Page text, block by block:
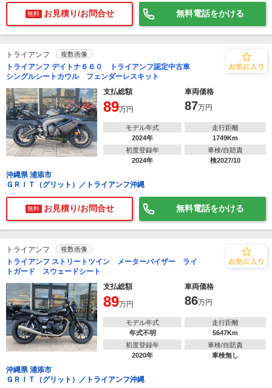
無料 お見積り/お問合せ 無料電話をかける
トライアンフ 複数画像
トライアンフ デイトナ６６０ トライアンフ認定中古車
シングルシートカウル フェンダーレスキット
支払総額
車両価格
89万円 87万円
モデル年式
2024年
走行距離
1749Km
初度登録年
2024年
車検/自賠責
検2027/10
沖縄県 浦添市
ＧＲＩＴ（グリット）／トライアンフ沖縄
無料 お見積り/お問合せ 無料電話をかける
トライアンフ 複数画像
トライアンフ ストリートツイン メーターバイザー ライ
トガード スウェードシート
支払総額
車両価格
89万円 86万円
モデル年式
年式不明
走行距離
5647Km
初度登録年
2020年
車検/自賠責
車検無し
沖縄県 浦添市
ＧＲＩＴ（グリット）／トライアンフ沖縄